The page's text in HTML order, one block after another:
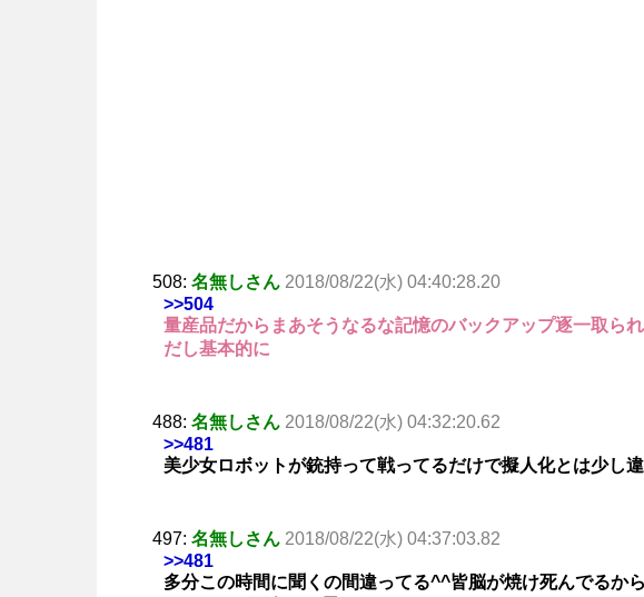
508: 名無しさん 2018/08/22(水) 04:40:28.20
>>504
量産品だからまあそうなるな記憶のバックアップ逐一取ら
だし基本的に
488: 名無しさん 2018/08/22(水) 04:32:20.62
>>481
美少女ロボットが銃持って戦ってるだけで擬人化とは少し
497: 名無しさん 2018/08/22(水) 04:37:03.82
>>481
多分この時間に聞くの間違ってる^^皆脳が焼け死んでるか